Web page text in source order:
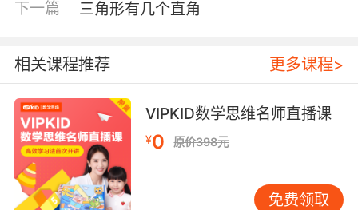
内容简介
下一篇 三角形有几个直角
相关课程推荐 更多课程>
VIPKID数学思维名师直播课
¥0 原价398元
免费领取